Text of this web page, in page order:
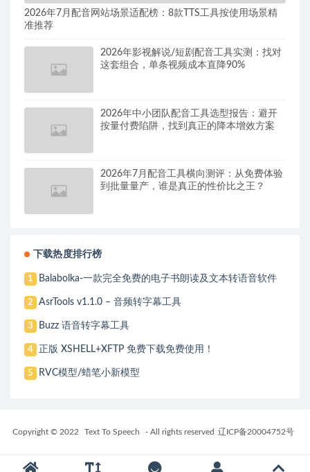
2026年7月配音网站场景适配榜：8款TTS工具按使用场景精
准推荐
2026年影视解说/短剧配音工具实测：找对
这套组合，单条视频成本直降90%
2026年中小团队配音工具选型报告：避开
按量付费陷阱，找到真正的降本增效方案
2026年7月配音工具横向测评：从免费体验
到批量量产，谁是真正的性价比之王？
下载热度排行榜
1 Balabolka-一款完全免费的电子书朗读及文本转语音软件
2 AsrTools v1.1.0 – 音频转字幕工具
3 Buzz 语音转字幕工具
4 正版 XSHELL+XFTP 免费下载免费使用！
5 RVC模型/蜡笔小新模型
Copyright © 2022 Text To Speech - All rights reserved 辽ICP备20004752号